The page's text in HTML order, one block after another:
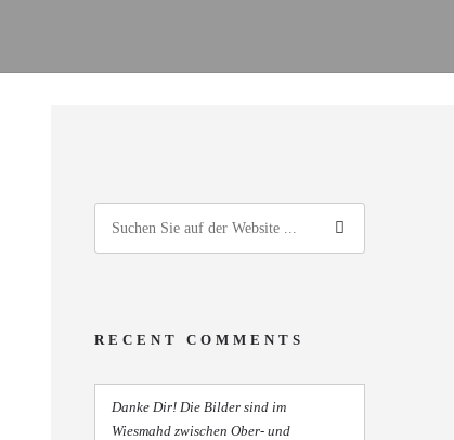
RECENT COMMENTS
Danke Dir! Die Bilder sind im
Wiesmahd zwischen Ober- und